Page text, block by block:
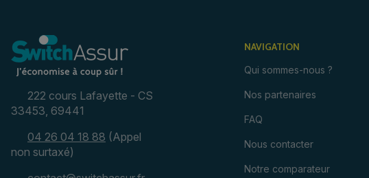
222 cours Lafayette - CS
33453, 69441
04 26 04 18 88 (Appel
non surtaxé)
NAVIGATION
Qui sommes-nous ?
Nos partenaires
FAQ
Nous contacter
Notre comparateur